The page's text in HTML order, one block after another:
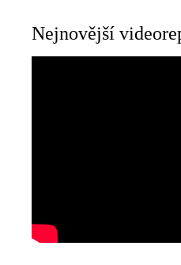
Nejnovější